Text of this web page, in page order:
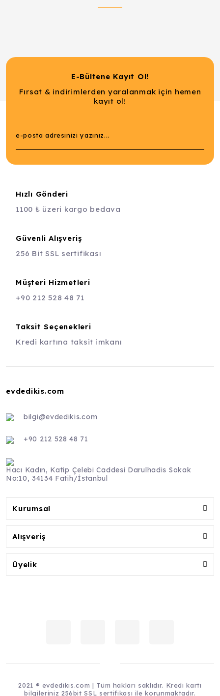
E-Bültene Kayıt Ol!
Fırsat & indirimlerden yaralanmak için hemen
kayıt ol!
Hızlı Gönderi
1100 ₺ üzeri kargo bedava
Güvenli Alışveriş
256 Bit SSL sertifikası
Müşteri Hizmetleri
+90 212 528 48 71
Taksit Seçenekleri
Kredi kartına taksit imkanı
evdedikis.com
bilgi@evdedikis.com
+90 212 528 48 71
Hacı Kadın, Katip Çelebi Caddesi Darulhadis Sokak
No:10, 34134 Fatih/İstanbul
Kurumsal
Alışveriş
Üyelik
2021 ® evdedikis.com | Tüm hakları saklıdır. Kredi kartı
bilgileriniz 256bit SSL sertifikası ile korunmaktadır.